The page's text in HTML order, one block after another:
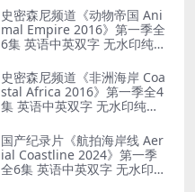
类的生命奥秘
史密森尼频道《动物帝国 Ani
mal Empire 2016》第一季全
6集 英语中英双字 无水印纯净
史密森尼频道《非洲海岸 Coa
stal Africa 2016》第一季全4
集 英语中英双字 无水印纯净
国产纪录片《航拍海岸线 Aer
ial Coastline 2024》第一季
全6集 英语中英双字 无水印纯